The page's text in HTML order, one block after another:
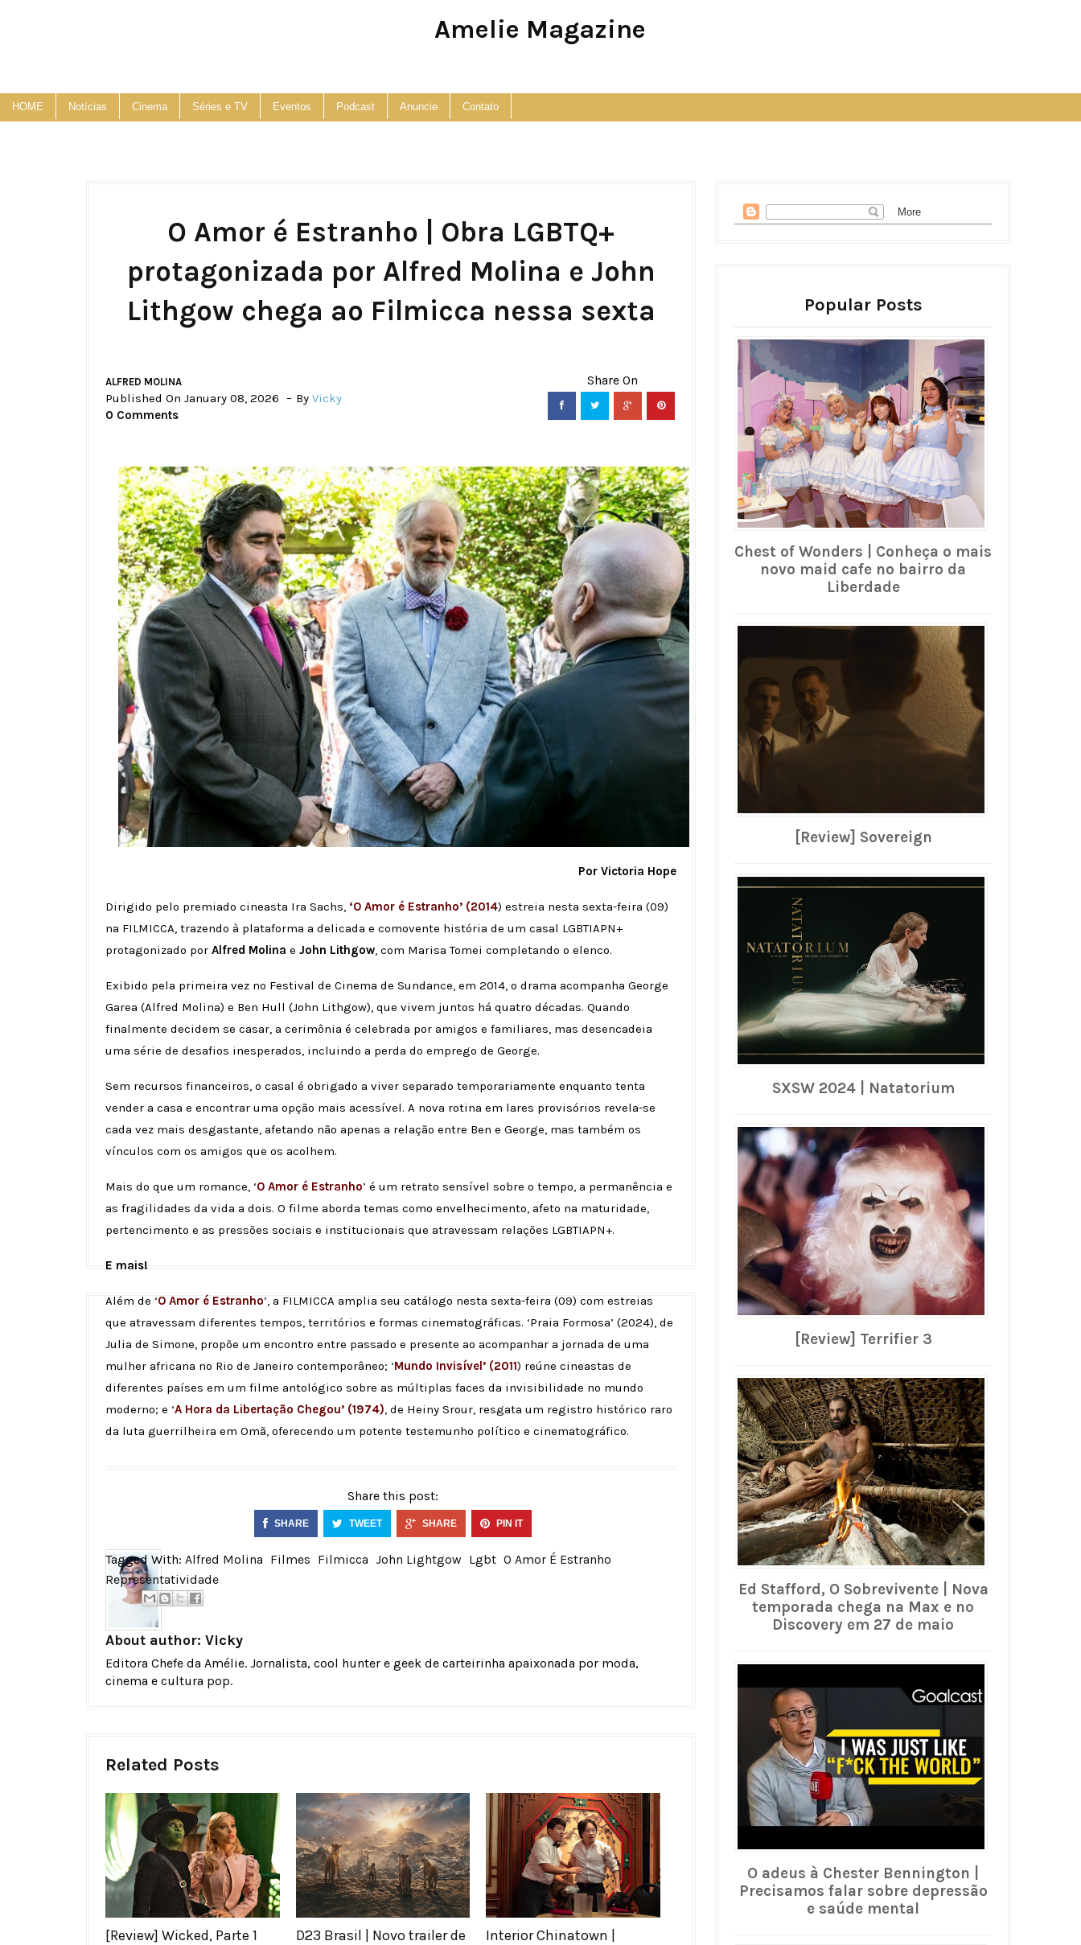
Amelie Magazine
HOME Notícias Cinema Séries e TV Eventos Podcast Anuncie Contato
O Amor é Estranho | Obra LGBTQ+
protagonizada por Alfred Molina e John
Lithgow chega ao Filmicca nessa sexta
ALFRED MOLINA
Published On January 08, 2026 By Vicky
0 Comments
Por Victoria Hope
Dirigido pelo premiado cineasta Ira Sachs, ‘O Amor é Estranho’ (2014) estreia nesta sexta-feira (09)
na FILMICCA, trazendo à plataforma a delicada e comovente história de um casal LGBTIAPN+
protagonizado por Alfred Molina e John Lithgow, com Marisa Tomei completando o elenco.
Exibido pela primeira vez no Festival de Cinema de Sundance, em 2014, o drama acompanha George
Garea (Alfred Molina) e Ben Hull (John Lithgow), que vivem juntos há quatro décadas. Quando
finalmente decidem se casar, a cerimônia é celebrada por amigos e familiares, mas desencadeia
uma série de desafios inesperados, incluindo a perda do emprego de George.
Sem recursos financeiros, o casal é obrigado a viver separado temporariamente enquanto tenta
vender a casa e encontrar uma opção mais acessível. A nova rotina em lares provisórios revela-se
cada vez mais desgastante, afetando não apenas a relação entre Ben e George, mas também os
vínculos com os amigos que os acolhem.
Mais do que um romance, ‘O Amor é Estranho’ é um retrato sensível sobre o tempo, a permanência e
as fragilidades da vida a dois. O filme aborda temas como envelhecimento, afeto na maturidade,
pertencimento e as pressões sociais e institucionais que atravessam relações LGBTIAPN+.
E mais!
Além de ‘O Amor é Estranho’, a FILMICCA amplia seu catálogo nesta sexta-feira (09) com estreias
que atravessam diferentes tempos, territórios e formas cinematográficas. ‘Praia Formosa’ (2024), de
Julia de Simone, propõe um encontro entre passado e presente ao acompanhar a jornada de uma
mulher africana no Rio de Janeiro contemporâneo; ‘Mundo Invisível’ (2011) reúne cineastas de
diferentes países em um filme antológico sobre as múltiplas faces da invisibilidade no mundo
moderno; e ‘A Hora da Libertação Chegou’ (1974), de Heiny Srour, resgata um registro histórico raro
da luta guerrilheira em Omã, oferecendo um potente testemunho político e cinematográfico.
Share this post:
SHARE TWEET SHARE PIN IT
Tagged With: Alfred Molina Filmes Filmicca John Lightgow Lgbt O Amor É Estranho
Representatividade
About author: Vicky
Editora Chefe da Amélie. Jornalista, cool hunter e geek de carteirinha apaixonada por moda,
cinema e cultura pop.
Related Posts
[Review] Wicked, Parte 1
D23 Brasil | Novo trailer de
Interior Chinatown |
Popular Posts
Chest of Wonders | Conheça o mais
novo maid cafe no bairro da
Liberdade
[Review] Sovereign
SXSW 2024 | Natatorium
[Review] Terrifier 3
Ed Stafford, O Sobrevivente | Nova
temporada chega na Max e no
Discovery em 27 de maio
O adeus à Chester Bennington |
Precisamos falar sobre depressão
e saúde mental